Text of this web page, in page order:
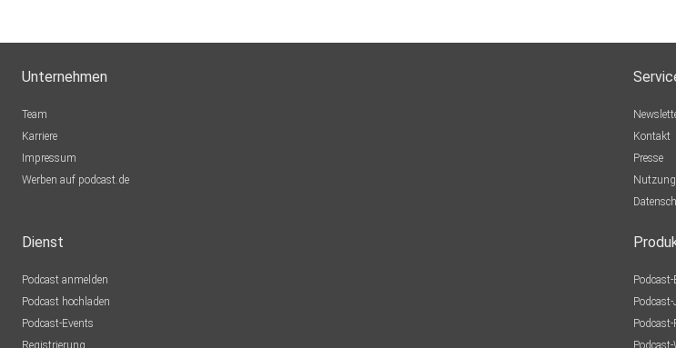
Unternehmen
Team
Karriere
Impressum
Werben auf podcast.de
Kontakt
Presse
Dienst
Podcast anmelden
Podcast hochladen
Podcast-Events
Registrierung